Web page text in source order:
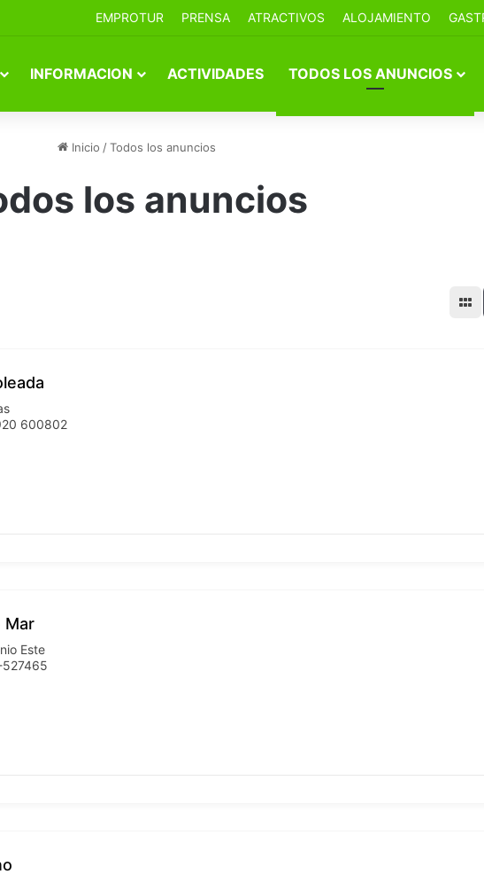
EMPROTUR PRENSA ATRACTIVOS ALOJAMIENTO
INFORMACION ACTIVIDADES TODOS LOS ANUNCIOS
Inicio / Todos los anuncios
los anuncios
600802
Mar
Este